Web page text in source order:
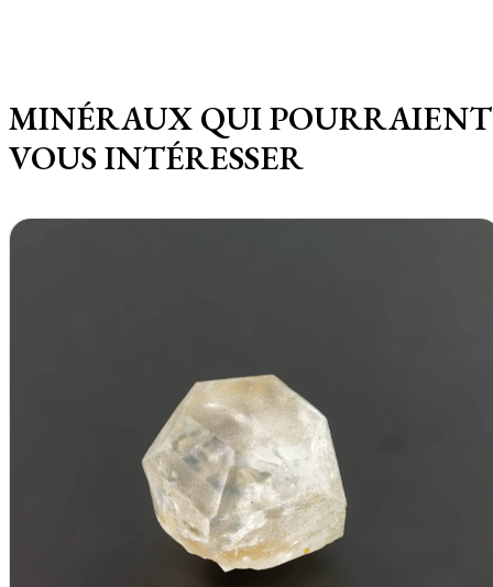
MINÉRAUX QUI POURRAIENT
VOUS INTÉRESSER